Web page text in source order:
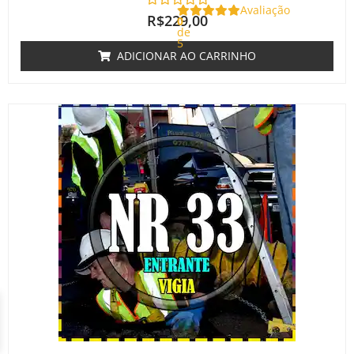
Avaliação
0
de
5
R$229,00
ADICIONAR AO CARRINHO